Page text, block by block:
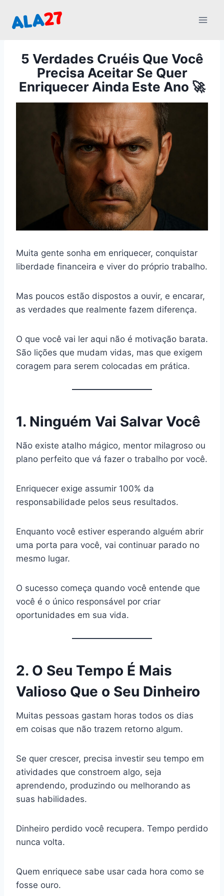
para
5 Verdades Cruéis Que Você
Precisa Aceitar Se Quer
Enriquecer Ainda Este Ano 🚀
Muita gente sonha em enriquecer, conquistar
liberdade financeira e viver do próprio trabalho.
Mas poucos estão dispostos a ouvir, e encarar,
as verdades que realmente fazem diferença.
O que você vai ler aqui não é motivação barata.
São lições que mudam vidas, mas que exigem
coragem para serem colocadas em prática.
1. Ninguém Vai Salvar Você
Não existe atalho mágico, mentor milagroso ou
plano perfeito que vá fazer o trabalho por você.
Enriquecer exige assumir 100% da
responsabilidade pelos seus resultados.
Enquanto você estiver esperando alguém abrir
uma porta para você, vai continuar parado no
mesmo lugar.
O sucesso começa quando você entende que
você é o único responsável por criar
oportunidades em sua vida.
2. O Seu Tempo É Mais
Valioso Que o Seu Dinheiro
Muitas pessoas gastam horas todos os dias
em coisas que não trazem retorno algum.
Se quer crescer, precisa investir seu tempo em
atividades que constroem algo, seja
aprendendo, produzindo ou melhorando as
suas habilidades.
Dinheiro perdido você recupera. Tempo perdido
nunca volta.
Quem enriquece sabe usar cada hora como se
fosse ouro.